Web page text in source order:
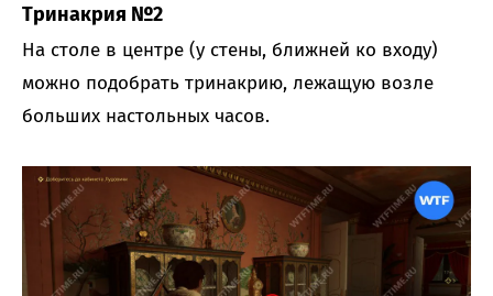
Тринакрия №2
На столе в центре (у стены, ближней ко входу)
можно подобрать тринакрию, лежащую возле
больших настольных часов.